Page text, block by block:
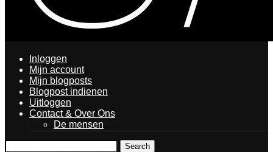
Inloggen
Mijn account
Mijn blogposts
Blogpost indienen
Uitloggen
Contact & Over Ons
De mensen
Search